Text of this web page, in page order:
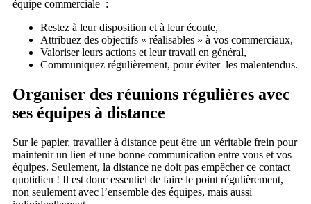
équipe commerciale :
Restez à leur disposition et à leur écoute,
Attribuez des objectifs « réalisables » à vos commerciaux,
Valoriser leurs actions et leur travail en général,
Communiquez régulièrement, pour éviter les malentendus.
Organiser des réunions régulières avec
ses équipes à distance
Sur le papier, travailler à distance peut être un véritable frein pour
maintenir un lien et une bonne communication entre vous et vos
équipes. Seulement, la distance ne doit pas empêcher ce contact
quotidien ! Il est donc essentiel de faire le point régulièrement,
non seulement avec l’ensemble des équipes, mais aussi